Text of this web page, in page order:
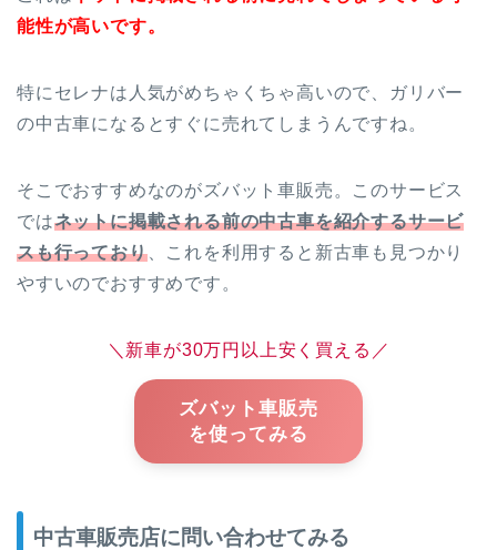
能性が高いです。
特にセレナは人気がめちゃくちゃ高いので、ガリバー
の中古車になるとすぐに売れてしまうんですね。
そこでおすすめなのがズバット車販売。このサービス
ではネットに掲載される前の中古車を紹介するサービ
スも行っており、これを利用すると新古車も見つかり
やすいのでおすすめです。
＼新車が30万円以上安く買える／
ズバット車販売
を使ってみる
中古車販売店に問い合わせてみる